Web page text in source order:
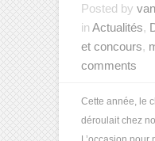
Posted by
in Actualités,
et concours,
comments
Cette année, le
déroulait chez